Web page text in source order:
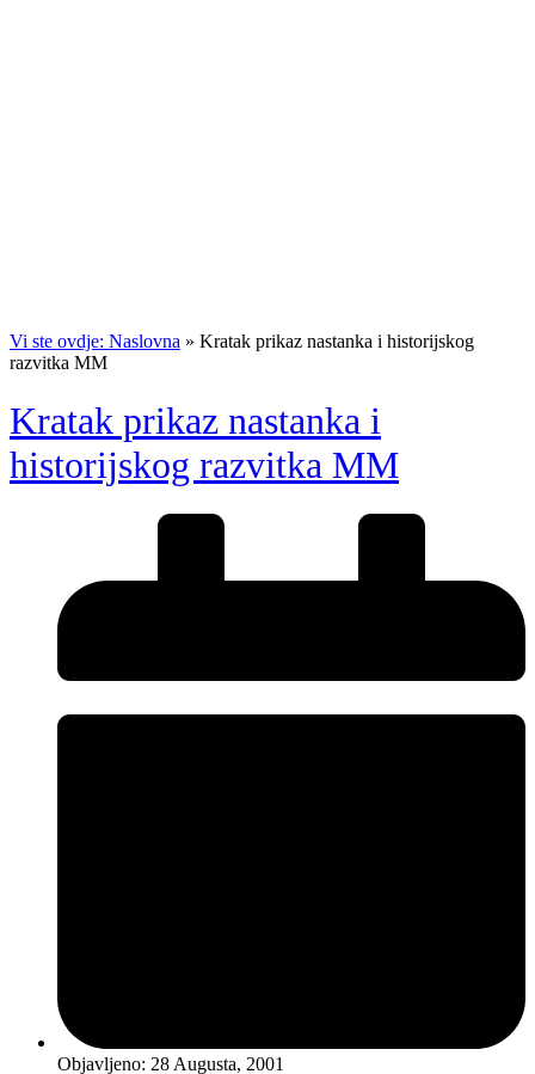
Vi ste ovdje: Naslovna » Kratak prikaz nastanka i historijskog
razvitka MM
Kratak prikaz nastanka i
historijskog razvitka MM
Objavljeno: 28 Augusta, 2001